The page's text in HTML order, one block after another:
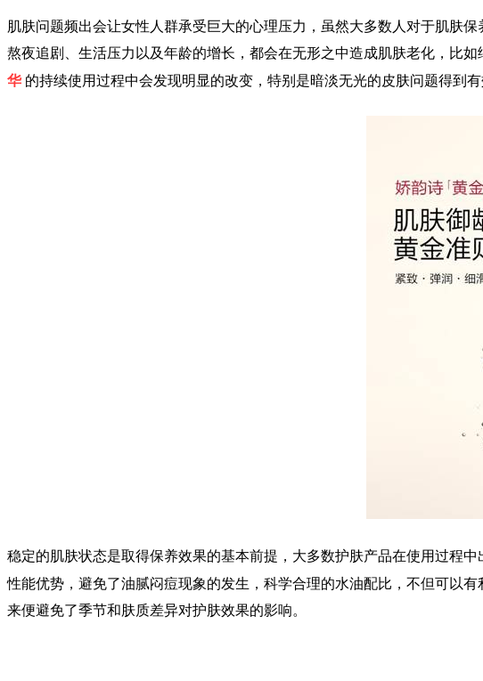
肌肤问题频出会让女性人群承受巨大的心理压力，虽然大多数人对于肌肤
熬夜追剧、生活压力以及年龄的增长，都会在无形之中造成肌肤老化，比
华的持续使用过程中会发现明显的改变，特别是暗淡无光的皮肤问题得到
稳定的肌肤状态是取得保养效果的基本前提，大多数护肤产品在使用过程
性能优势，避免了油腻闷痘现象的发生，科学合理的水油配比，不但可以
来便避免了季节和肤质差异对护肤效果的影响。